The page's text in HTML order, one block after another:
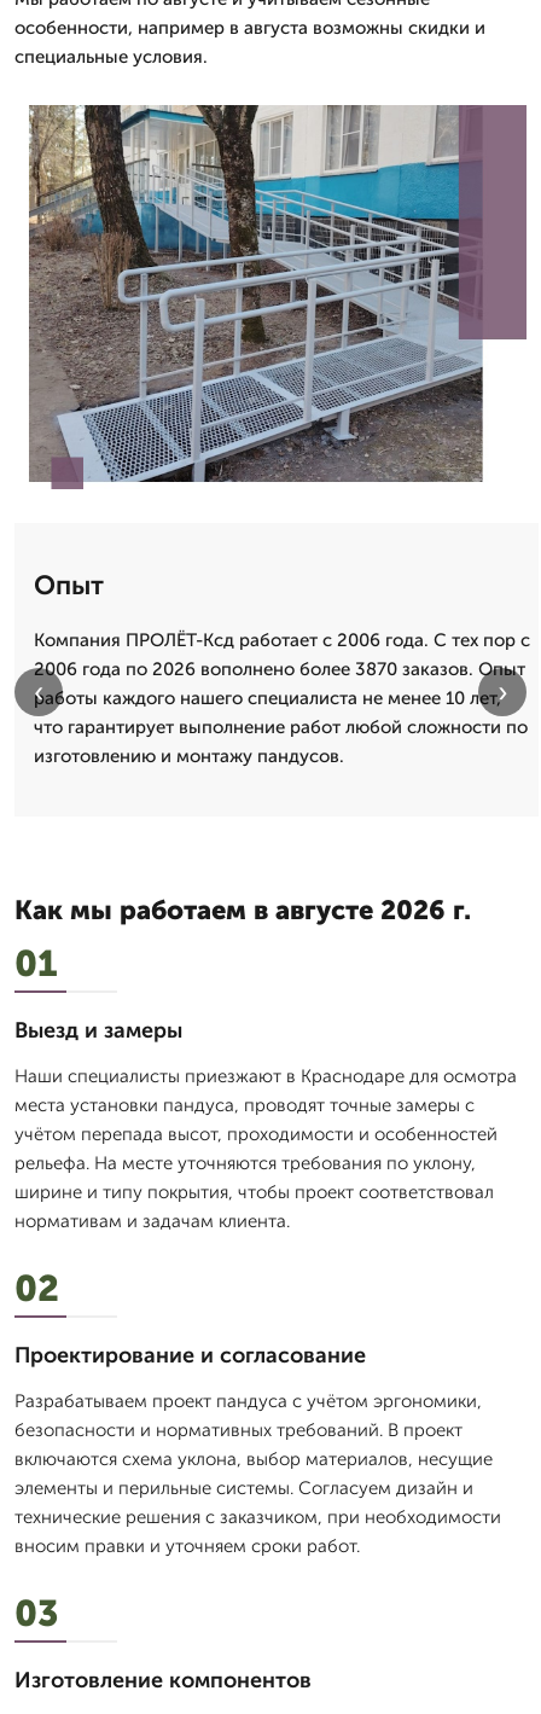
особенности, например в августа возможны скидки и
специальные условия.
Опыт
Компания ПРОЛЁТ-Ксд работает с 2006 года. С тех пор с
2006 года по 2026 вополнено более 3870 заказов. Опыт
работы каждого нашего специалиста не менее 10 лет,
что гарантирует выполнение работ любой сложности по
изготовлению и монтажу пандусов.
‹ ›
Как мы работаем в августе 2026 г.
01
Выезд и замеры
Наши специалисты приезжают в Краснодаре для осмотра
места установки пандуса, проводят точные замеры с
учётом перепада высот, проходимости и особенностей
рельефа. На месте уточняются требования по уклону,
ширине и типу покрытия, чтобы проект соответствовал
нормативам и задачам клиента.
02
Проектирование и согласование
Разрабатываем проект пандуса с учётом эргономики,
безопасности и нормативных требований. В проект
включаются схема уклона, выбор материалов, несущие
элементы и перильные системы. Согласуем дизайн и
технические решения с заказчиком, при необходимости
вносим правки и уточняем сроки работ.
03
Изготовление компонентов